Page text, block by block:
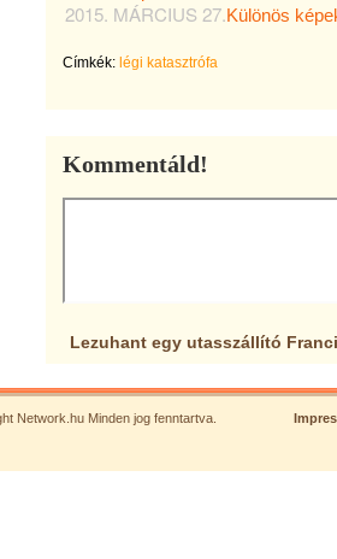
Lezuhant egy utasszállító
2015. MÁRCIUS 27.Különös
Címkék: légi katasztrófa
Kommentáld!
Network.hu Minden jog fenntartva.